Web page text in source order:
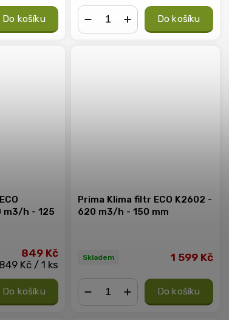
Do košíku Do košíku
m3/h - 125
849 Kč
849 Kč / 1 ks
Do košíku
Prima Klima filtr ECO K2602 -
620 m3/h - 150 mm
Skladem 1 599 Kč
Do košíku